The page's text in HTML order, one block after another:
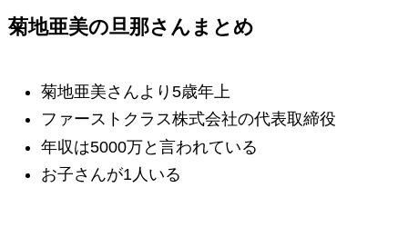
菊地亜美の旦那さんまとめ
菊地亜美さんより5歳年上
ファーストクラス株式会社の代表取締役
年収は5000万と言われている
お子さんが1人いる